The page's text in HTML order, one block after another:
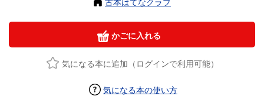
古本はてなクラブ
かごに入れる
気になる本に追加（ログインで利用可能）
気になる本の使い方